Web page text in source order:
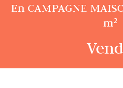
En CAMPAGNE
m²